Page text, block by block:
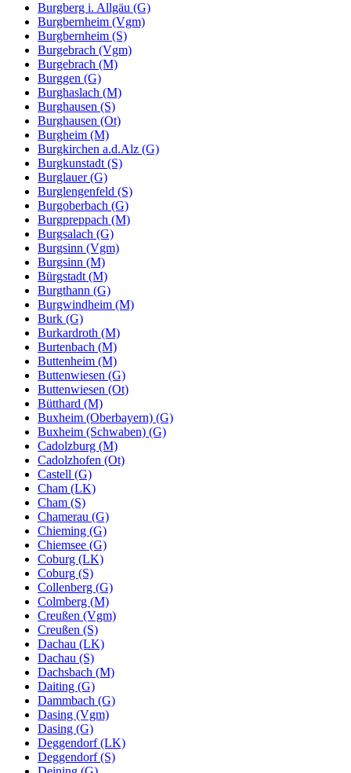
Burgberg i. Allgäu (G)
Burgbernheim (Vgm)
Burgbernheim (S)
Burgebrach (Vgm)
Burgebrach (M)
Burggen (G)
Burghaslach (M)
Burghausen (S)
Burghausen (Ot)
Burgheim (M)
Burgkirchen a.d.Alz (G)
Burgkunstadt (S)
Burglauer (G)
Burglengenfeld (S)
Burgoberbach (G)
Burgpreppach (M)
Burgsalach (G)
Burgsinn (Vgm)
Burgsinn (M)
Bürgstadt (M)
Burgthann (G)
Burgwindheim (M)
Burk (G)
Burkardroth (M)
Burtenbach (M)
Buttenheim (M)
Buttenwiesen (G)
Buttenwiesen (Ot)
Bütthard (M)
Buxheim (Oberbayern) (G)
Buxheim (Schwaben) (G)
Cadolzburg (M)
Cadolzhofen (Ot)
Castell (G)
Cham (LK)
Cham (S)
Chamerau (G)
Chieming (G)
Chiemsee (G)
Coburg (LK)
Coburg (S)
Collenberg (G)
Colmberg (M)
Creußen (Vgm)
Creußen (S)
Dachau (LK)
Dachau (S)
Dachsbach (M)
Daiting (G)
Dammbach (G)
Dasing (Vgm)
Dasing (G)
Deggendorf (LK)
Deggendorf (S)